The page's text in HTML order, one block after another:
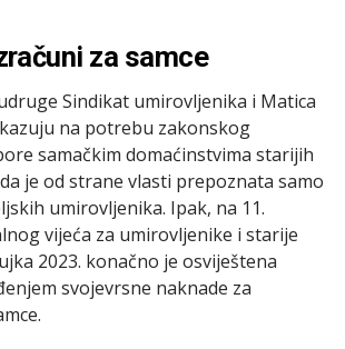
za samce
Sindikat umirovljenika i Matica
na potrebu zakonskog
samačkim domaćinstvima starijih
je od strane vlasti prepoznata samo
umirovljenika. Ipak, na 11.
vijeća za umirovljenike i starije
2023. konačno je osviještena
svojevrsne naknade za